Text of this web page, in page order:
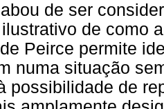
de ser
de como
Peirce permite
numa situação
possibilidade de